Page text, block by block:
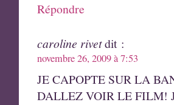
Répondre
caroline rivetdit :
novembre 26, 2009 à 7:53
JE CAPOPTE SUR LA
DALLEZ VOIR LE FILM!